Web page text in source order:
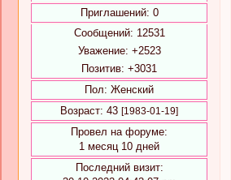
Приглашений: 0
Сообщений: 12531
Уважение: +2523
Позитив: +3031
Пол: Женский
Возраст: 43 [1983-01-19]
Провел на форуме:
1 месяц 10 дней
Последний визит: